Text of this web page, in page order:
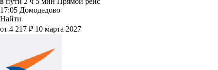
17:05 Домодедово
Найти
от 4 217 ₽ 10 марта 2027